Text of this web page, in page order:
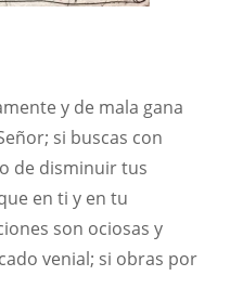
y de mala gana
si buscas con
de disminuir tus
en ti y en tu
son ociosas y
venial; si obras por